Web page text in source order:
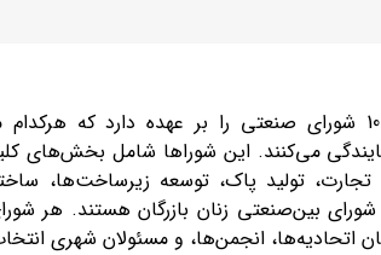
اتاق کارآفرینان آلماتی مسئولیت نظارت بر 10 شورای صنعتی را بر عهده
می‌کنند. این شوراها شامل بخش‌های
تولید پاک، توسعه زیرساخت‌ها،
اتحادیه‌ها، انجمن‌ها، و مسئولان شهری